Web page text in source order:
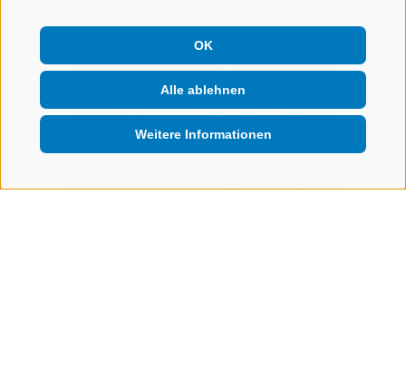
OK
Alle ablehnen
Weitere Informationen